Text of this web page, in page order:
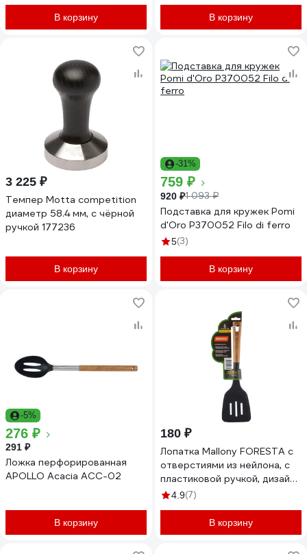
В корзину В корзину
3 225 ₽
Темпер Motta competition
диаметр 58.4 мм, с чёрной
ручкой 177236
В корзину
-31%
759 ₽
920 ₽1 093 ₽
Подставка для кружек Pomi
d'Oro P370052 Filo di ferro
5(3)
В корзину
-5%
276 ₽
291 ₽
Ложка перфорированная
APOLLO Acacia ACC-02
В корзину
180 ₽
Лопатка Mallony FORESTA с
отверстиями из нейлона, с
пластиковой ручкой, дизайн
под дерево, 33,5x9,8 см
4.9(7)
В корзину